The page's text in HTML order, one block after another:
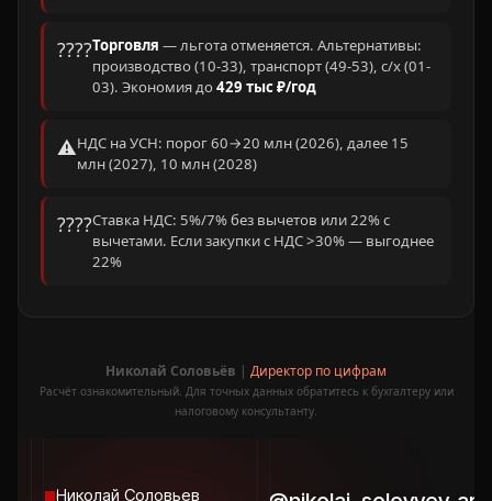
????Торговля — льгота отменяется. Альтернативы:
производство (10-33), транспорт (49-53), с/х (01-
03). Экономия до429 тыс ₽/год
⚠️НДС на УСН: порог 60→20 млн (2026), далее 15
млн (2027), 10 млн (2028)
????Ставка НДС: 5%/7% без вычетов или 22% с
вычетами. Если закупки с НДС >30% — выгоднее
22%
Николай Соловьёв | Директор по цифрам
Расчёт ознакомительный. Для точных данных обратитесь к бухгалтеру или
налоговому консультанту.
2026, ООО «ТВС»
Политика конфиденциальности